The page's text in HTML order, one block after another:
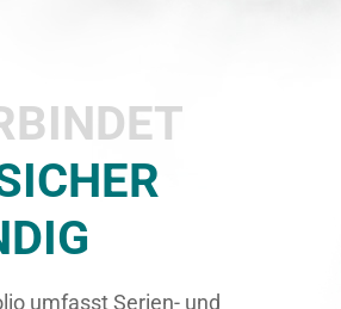
umfasst Serien- und